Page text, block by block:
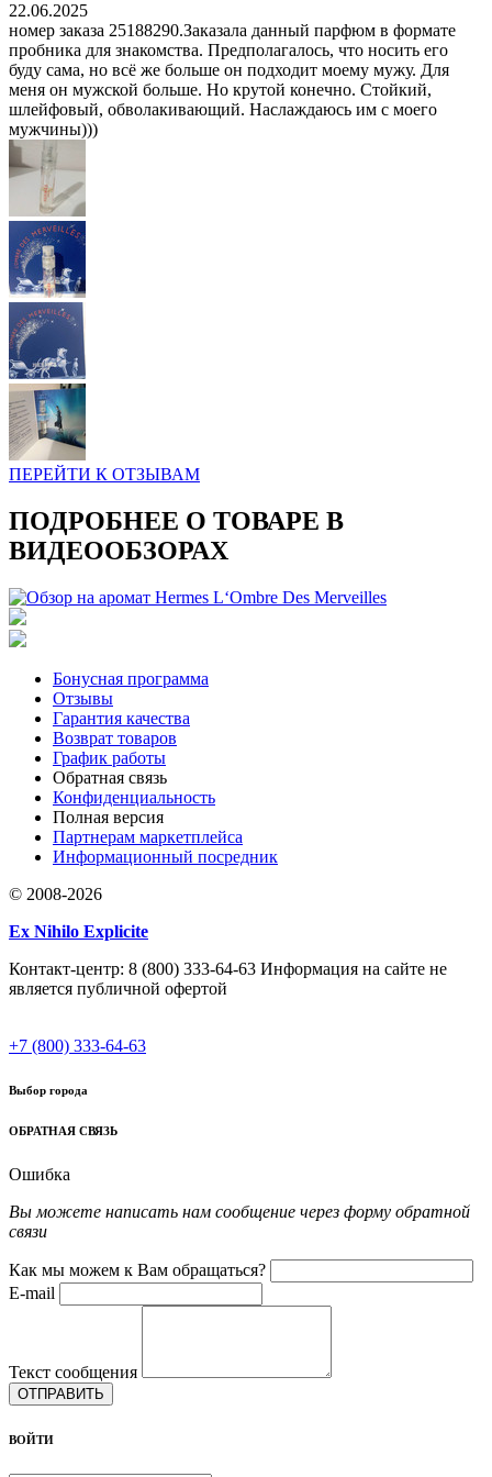
22.06.2025
номер заказа 25188290.Заказала данный парфюм в формате
пробника для знакомства. Предполагалось, что носить его
буду сама, но всё же больше он подходит моему мужу. Для
меня он мужской больше. Но крутой конечно. Стойкий,
шлейфовый, обволакивающий. Наслаждаюсь им с моего
мужчины)))
ПЕРЕЙТИ К ОТЗЫВАМ
ПОДРОБНЕЕ О ТОВАРЕ В
ВИДЕООБЗОРАХ
Бонусная программа
Отзывы
Гарантия качества
Возврат товаров
График работы
Обратная связь
Конфиденциальность
Полная версия
Партнерам маркетплейса
Информационный посредник
© 2008-2026
Ex Nihilo Explicite
Контакт-центр: 8 (800) 333-64-63 Информация на сайте не
является публичной офертой
+7 (800) 333-64-63
Выбор города
ОБРАТНАЯ СВЯЗЬ
Ошибка
Вы можете написать нам сообщение через форму обратной
связи
Как мы можем к Вам обращаться?
E-mail
Текст сообщения
ОТПРАВИТЬ
ВОЙТИ